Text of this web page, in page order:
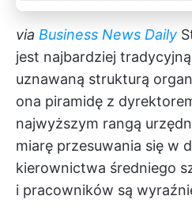
via Business News Daily
jest najbardziej
uznawaną strukturą
ona piramidę z
najwyższym rangą
miarę przesuwania się w
kierownictwa średniego
i pracowników są